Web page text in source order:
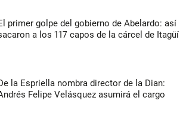
primer golpe del gobierno de Abelardo: así
a los 117 capos de la cárcel de Itagüí
la Espriella nombra director de la Dian:
Felipe Velásquez asumirá el cargo